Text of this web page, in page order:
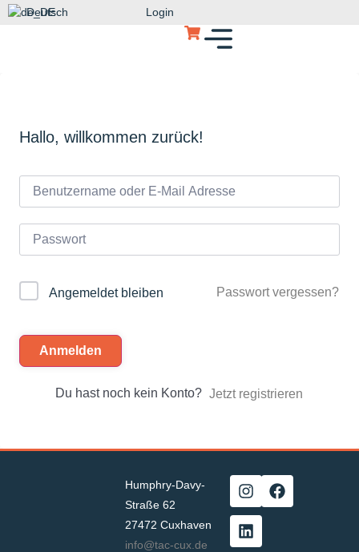
Deutsch Login
Hallo, willkommen zurück!
Angemeldet bleiben Passwort vergessen?
Anmelden
Du hast noch kein Konto? Jetzt registrieren
Humphry-Davy-
Straße 62
27472 Cuxhaven
info@tac-cux.de